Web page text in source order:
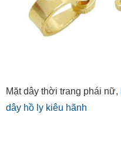
Mặt dây thời trang phái nữ,
dây hồ ly kiêu hãnh